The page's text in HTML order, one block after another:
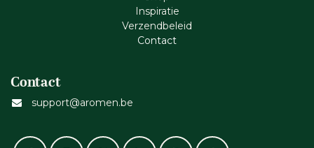
Inspiratie
Verzendbeleid
Cont​act
Contact
support@aromen.be